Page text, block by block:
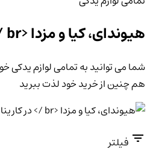
هیوندای، کیا و مزدا <br /> در کارینا یدک
شما می توانید به تمامی لوازم یدکی
هم چنین از خرید خود لذت ببرید
فیلتر